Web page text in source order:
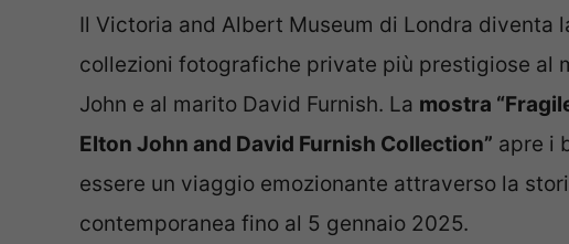
Il Victoria and Albert Museum di Londra diventa
collezioni fotografiche private più prestigiose al
John e al marito David Furnish. La mostra
Elton John and David Furnish Collection” apre i
essere un viaggio emozionante attraverso la
contemporanea fino al 5 gennaio 2025.